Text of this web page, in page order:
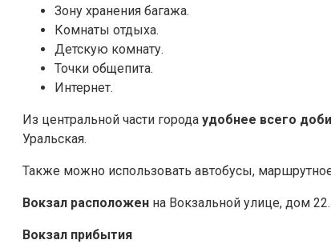
Зону хранения багажа.
Комнаты отдыха.
Детскую комнату.
Точки общепита.
Интернет.
Из центральной части города удобнее всего
Уральская.
Также можно использовать автобусы,
Вокзал расположен на Вокзальной улице, дом 22.
Вокзал прибытия